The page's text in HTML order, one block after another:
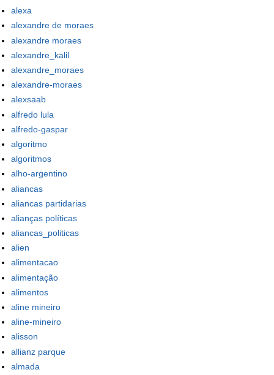
alexa
alexandre de moraes
alexandre moraes
alexandre_kalil
alexandre_moraes
alexandre-moraes
alexsaab
alfredo lula
alfredo-gaspar
algoritmo
algoritmos
alho-argentino
aliancas
aliancas partidarias
alianças políticas
aliancas_politicas
alien
alimentacao
alimentação
alimentos
aline mineiro
aline-mineiro
alisson
allianz parque
almada